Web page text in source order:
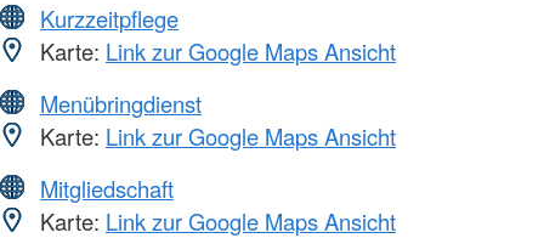
Kurzzeitpflege
Karte: Link zur Google Maps Ansicht
Menübringdienst
Karte: Link zur Google Maps Ansicht
Mitgliedschaft
Karte: Link zur Google Maps Ansicht